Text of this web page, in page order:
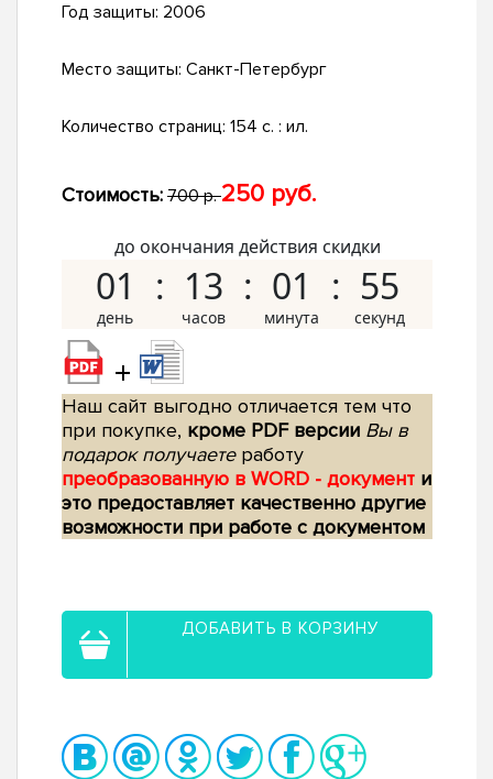
Год защиты: 2006
Место защиты: Санкт-Петербург
Количество страниц: 154 с. : ил.
Стоимость: 700 р.250 руб.
до окончания действия скидки
01 13 01 54
+
Наш сайт выгодно отличается тем что
при покупке, кроме PDF версии Вы в
подарок получаетеработу
преобразованную в WORD - документ и
это предоставляет качественно другие
возможности при работе с документом
ДОБАВИТЬ В КОРЗИНУ